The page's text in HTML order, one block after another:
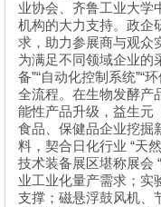
业协会、齐鲁工业大学
机构的大力支持。政企
求，助力参展商与观众
为满足不同领域企业的
备”“自动化控制系统”“环
全流程。在生物发酵产
能性产品升级，益生元
食品、保健品企业挖掘
料，契合日化行业 “天
技术装备展区堪称展会 “
业工业化量产需求；实
支撑；磁悬浮鼓风机、